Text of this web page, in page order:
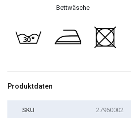
Bettwäsche
Produktdaten
SKU 27960002